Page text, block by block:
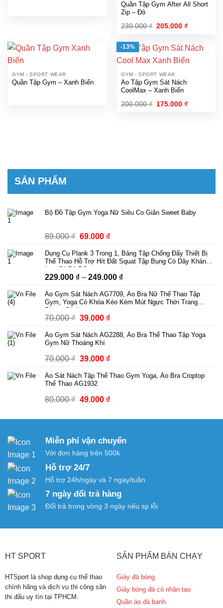
Quần Tập Gym After All Short
Zip – Đỏ
230.000₫ Giá
230.000 ₫.
205.000₫Giá
là:
205.000 ₫.
GYM - SPORT WEAR
Quần Tập Gym – Xanh Biển
-13%
GYM - SPORT WEAR
Áo Tập Gym Sát Nách
CoolMax – Xanh Biển
200.000₫ Giá
175.000₫Giá
SẢN PHẨM
Bộ Đồ Tập Gym Yoga Nữ Siêu Co Giãn Sweet Baby
89.000₫ Giá
là:
89.000 ₫.
69.000 ₫Giá
tại
69.000 ₫.
Dụng Cụ Plank 3 Trong 1, Bảng Tập Chống Đẩy Thiết Bị
Thể Thao Hỗ Trợ Hít Đất Squat Tập Bụng Có Dây Kháng
Lực Có Bộ Đếm
229.000 ₫ – 249.000 ₫Khoảng
từ
229.000 ₫
249.000 ₫
Áo Gym Sát Nách AG7709, Áo Bra Nữ Thể Thao Tập
Gym, Yoga Có Khóa Kéo Kèm Mút Ngực Thời Trang
Phong Cách
70.000₫ Giá
là:
70.000 ₫.
39.000 ₫Giá
tại
39.000 ₫.
Áo Gym Sát Nách AG2288, Áo Bra Thể Thao Tập Yoga
Gym Nữ Thoáng Khí
70.000₫ Giá
là:
39.000 ₫Giá
tại
39.000 ₫.
Áo Sát Nách Tập Thể Thao Gym Yoga, Áo Bra Croptop
Thể Thao AG1932
80.000₫ Giá
là:
49.000 ₫Giá
tại
49.000 ₫.
Miễn phí vận chuyển
Với đơn hàng trên 500k
Hỗ trợ 24/7
Hỗ trợ 24h/ngày và 7 ngày/tuần
7 ngày đổi trả hàng
Đổi trả trong vòng 3 ngày nếu sp lỗi
HT SPORT
HTSport là shop dụng cụ thể thao
chính hãng và dịch vụ thi công sân
thi đấu uy tín tại TPHCM.
SẢN PHẨM BÁN CHẠY
Giày đá bóng
Giày bóng đá cỏ nhân tạo
Quần áo đá banh